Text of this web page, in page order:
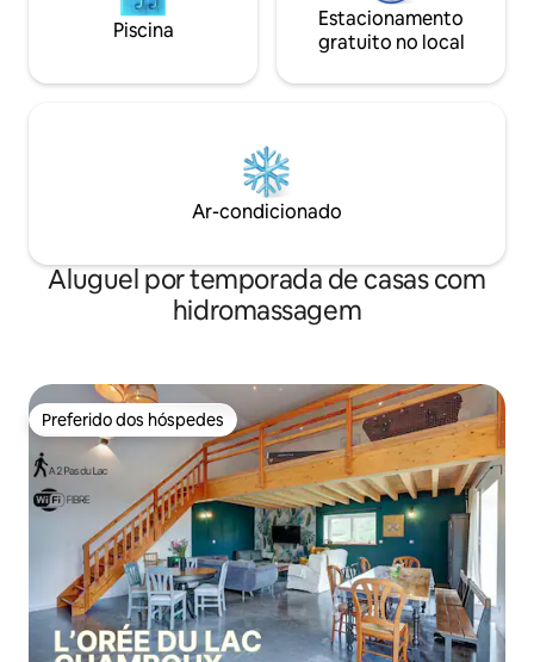
Piscina
Estacionamento
gratuito no local
Ar-condicionado
Aluguel por temporada de casas com
hidromassagem
Preferido dos hóspedes
Preferido dos hóspedes